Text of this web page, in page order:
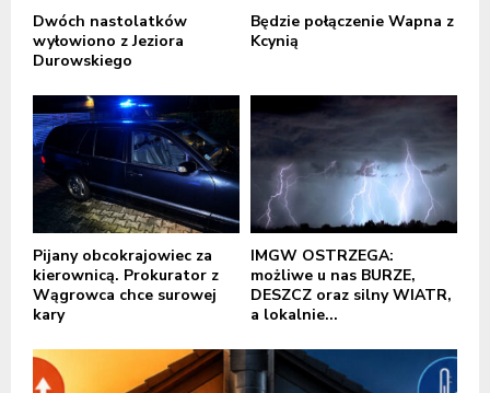
Dwóch nastolatków
wyłowiono z Jeziora
Durowskiego
Będzie połączenie Wapna z
Kcynią
Pijany obcokrajowiec za
kierownicą. Prokurator z
Wągrowca chce surowej
kary
IMGW OSTRZEGA:
możliwe u nas BURZE,
DESZCZ oraz silny WIATR,
a lokalnie...